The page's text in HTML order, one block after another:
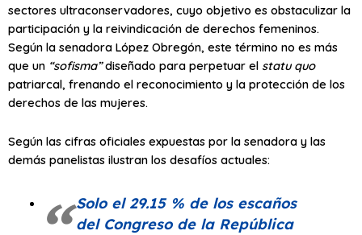
sectores ultraconservadores, cuyo objetivo es obstaculizar la
participación y la reivindicación de derechos femeninos.
Según la senadora López Obregón, este término no es más
que un “sofisma”diseñado para perpetuar el statu quo
patriarcal, frenando el reconocimiento y la protección de los
derechos de las mujeres.
Según las cifras oficiales expuestas por la senadora y las
demás panelistas ilustran los desafíos actuales:
Solo el 29.15 % de los escaños
del Congreso de la República